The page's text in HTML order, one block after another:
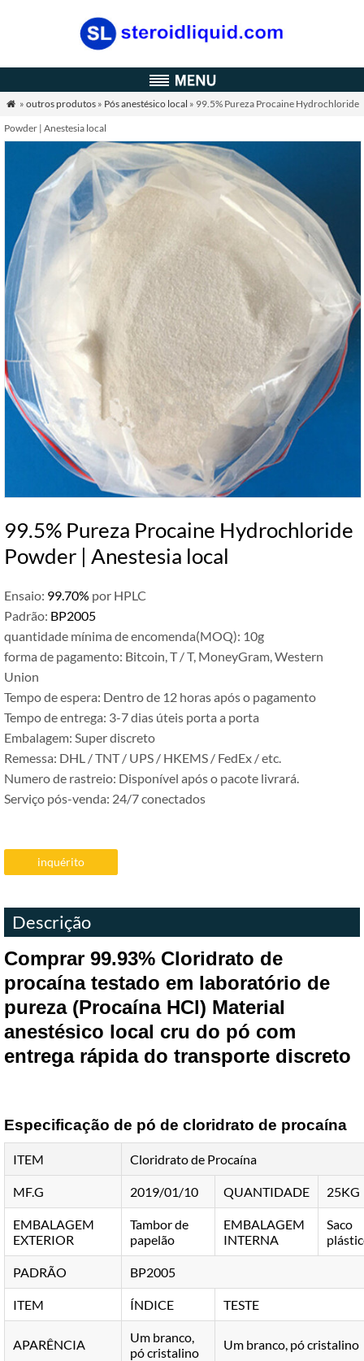
 » outros produtos» Pós anestésico local » 99.5% Pureza Procaine Hydrochloride
Powder | Anestesia local
99.5% Pureza Procaine Hydrochloride
Powder | Anestesia local
Ensaio: 99.70% por HPLC
Padrão: BP2005
quantidade mínima de encomenda(MOQ): 10g
forma de pagamento: Bitcoin, T / T, MoneyGram, Western
Union
Tempo de espera: Dentro de 12 horas após o pagamento
Tempo de entrega: 3-7 dias úteis porta a porta
Embalagem: Super discreto
Remessa: DHL / TNT / UPS / HKEMS / FedEx / etc.
Numero de rastreio: Disponível após o pacote livrará.
Serviço pós-venda: 24/7 conectados
inquérito
Descrição
Comprar 99.93% Cloridrato de
procaína testado em laboratório de
pureza (Procaína HCl) Material
anestésico local cru do pó com
entrega rápida do transporte discreto
Especificação de pó de cloridrato de procaína
ITEM Cloridrato de Procaína
MF.G 2019/01/10 QUANTIDADE 25KG
EMBALAGEM
EXTERIOR
Tambor de
papelão
EMBALAGEM
INTERNA
Saco
PADRÃO BP2005
ITEM ÍNDICE TESTE
APARÊNCIA
Um branco,
pó cristalino
Um branco, pó cristalino